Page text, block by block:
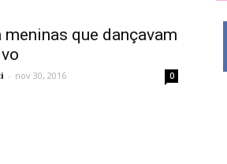
meninas que dançavam
- nov 30, 2016 0